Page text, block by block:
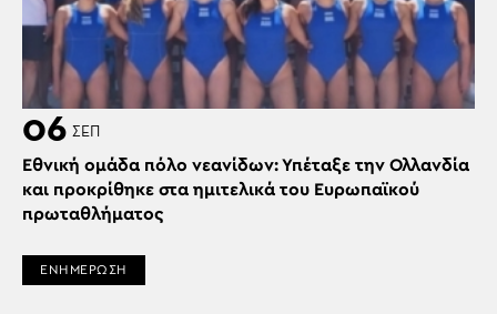
06 ΣΕΠ
Εθνική ομάδα πόλο νεανίδων: Υπέταξε την Ολλανδία
και προκρίθηκε στα ημιτελικά του Ευρωπαϊκού
πρωταθλήματος
ΕΝΗΜΕΡΩΣΗ